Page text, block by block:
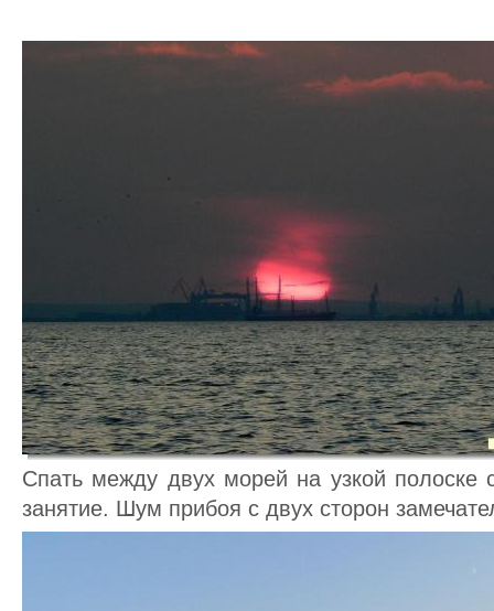
Спать между двух морей на узкой полоске
занятие. Шум прибоя с двух сторон